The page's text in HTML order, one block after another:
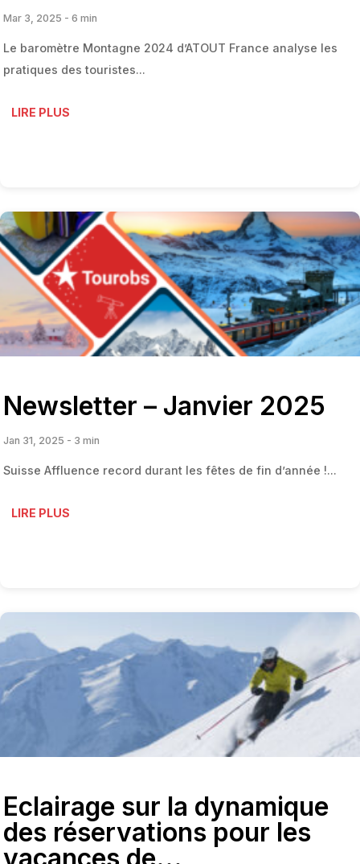
Mar 3, 2025 - 6 min
Le baromètre Montagne 2024 d’ATOUT France analyse les
pratiques des touristes...
LIRE PLUS
Newsletter – Janvier 2025
Jan 31, 2025 - 3 min
Suisse Affluence record durant les fêtes de fin d’année !...
LIRE PLUS
Eclairage sur la dynamique
des réservations pour les